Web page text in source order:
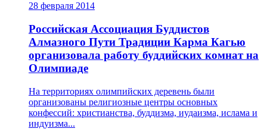
28 февраля 2014
Российская Ассоциация Буддистов
Алмазного Пути Традиции Карма Кагью
организовала работу буддийских комнат на
Олимпиаде
На территориях олимпийских деревень были
организованы религиозные центры основных
конфессий: христианства, буддизма, иудаизма, ислама и
индуизма...